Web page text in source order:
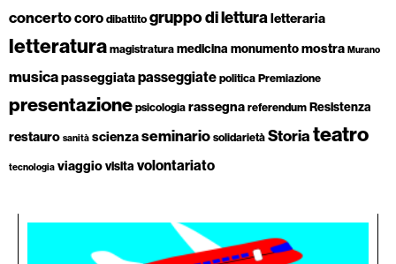
concertocorodibattitogruppo di letturaletteraria
letteraturamagistraturamedicina monumentomostra Murano
musicapasseggiatapasseggiatepoliticaPremiazione
presentazionepsicologiarassegnareferendumResistenza
restauro sanità scienzaseminariosolidarietàStoriateatro
tecnologia viaggiovisita volontariato